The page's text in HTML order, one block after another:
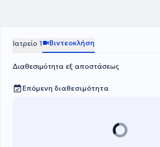
Ιατρείο 1 Βιντεοκλήση
Διαθεσιμότητα εξ αποστάσεως
Επόμενη διαθεσιμότητα